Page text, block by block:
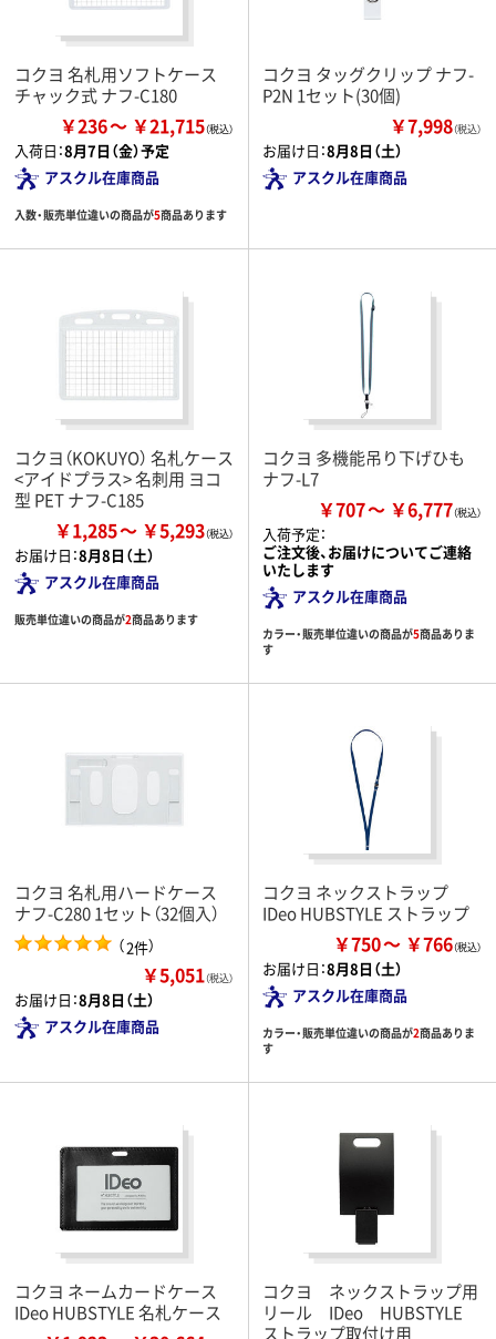
コクヨ 名札用ソフトケース
チャック式 ナフ-C180
￥236 ￥21,715
入荷日：8月7日（金）予定
アスクル在庫商品
入数・販売単位違いの商品が5商品あります
コクヨ タッグクリップ ナフ-
P2N 1セット(30個)
￥7,998（税込）
お届け日：8月8日（土）
アスクル在庫商品
コクヨ（KOKUYO） 名札ケース
<アイドプラス> 名刺用 ヨコ
型 PET ナフ-C185
￥1,285 ￥5,293
お届け日：8月8日（土）
アスクル在庫商品
販売単位違いの商品が2商品あります
コクヨ 多機能吊り下げひも
ナフ-L7
￥707 ￥6,777
入荷予定：
ご注文後、お届けについてご連絡
いたします
アスクル在庫商品
カラー・販売単位違いの商品が5商品ありま
す
コクヨ 名札用ハードケース
ナフ-C280 1セット（32個入）
（2件）
￥5,051（税込）
お届け日：8月8日（土）
アスクル在庫商品
コクヨ ネックストラップ
IDeo HUBSTYLE ストラップ
￥750 ￥766
お届け日：8月8日（土）
アスクル在庫商品
カラー・販売単位違いの商品が2商品ありま
す
コクヨ ネームカードケース
IDeo HUBSTYLE 名札ケース
コクヨ ネックストラップ用
リール IDeo HUBSTYLE
ストラップ取付け用